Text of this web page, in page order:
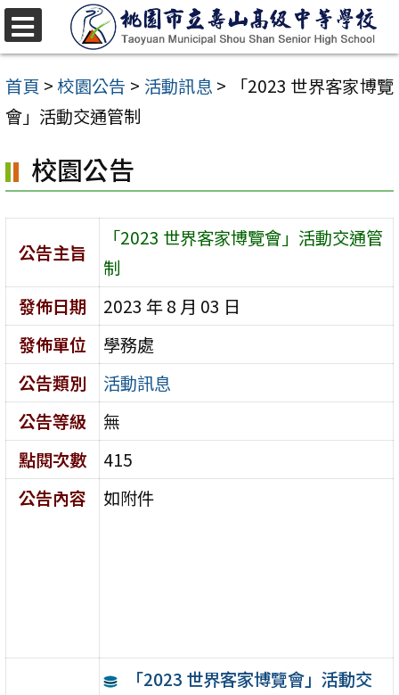
跳
至
主
要
容
區
首頁 >校園公告 > 活動訊息 >
「2023 世界客家博覽
會」活動交通管制
校園公告
公告主旨
「2023 世界客家博覽會」活動交通管
制
發佈日期
2023 年 8 月 03 日
發佈單位
學務處
公告類別
活動訊息
公告等級
無
點閱次數
415
公告內容
如附件
「2023 世界客家博覽會」活動交
選
單